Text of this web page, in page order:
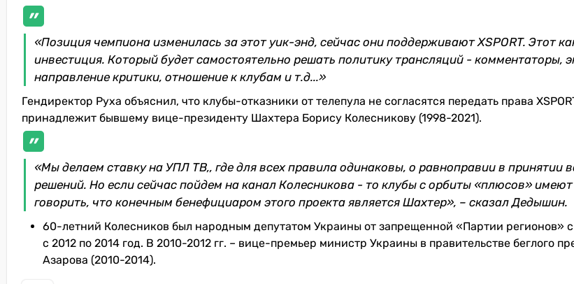
«Позиция чемпиона изменилась за этот уик-энд, сейчас они поддерживают XSPORT. Этот
инвестиция. Который будет самостоятельно решать политику трансляций - комментаторы,
направление критики, отношение к клубам и т.д...»
Гендиректор Руха объяснил, что клубы-отказники от телепула не согласятся передать права
принадлежит бывшему вице-президенту Шахтера Борису Колесникову (1998-2021).
«Мы делаем ставку на УПЛ ТВ,, где для всех правила одинаковы, о равноправии в принятии
решений. Но если сейчас пойдем на канал Колесникова - то клубы с орбиты «плюсов»
говорить, что конечным бенефициаром этого проекта является Шахтер», – сказал Дедышин.
60-летний Колесников был народным депутатом Украины от запрещенной «Партии регионов» с
с 2012 по 2014 год. В 2010-2012 гг. – вице-премьер министр Украины в правительстве беглого
Азарова (2010-2014).